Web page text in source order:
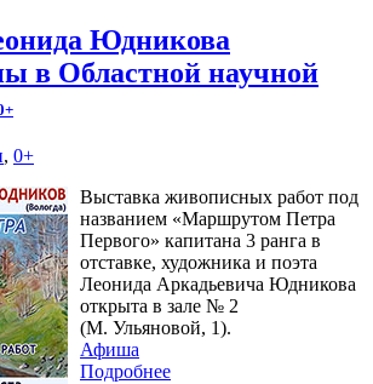
Юдникова
в Областной научной
, 0+
Выставка живописных работ под
названием «Маршрутом Петра
Первого» капитана 3 ранга в
отставке, художника и поэта
Леонида Аркадьевича Юдникова
открыта в зале № 2
(М. Ульяновой, 1).
Афиша
Подробнее